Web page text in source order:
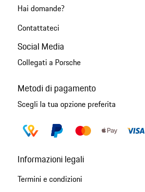
Hai domande?
Contattateci
Social Media
Collegati a Porsche
Metodi di pagamento
Scegli la tua opzione preferita
Informazioni legali
Termini e condizioni